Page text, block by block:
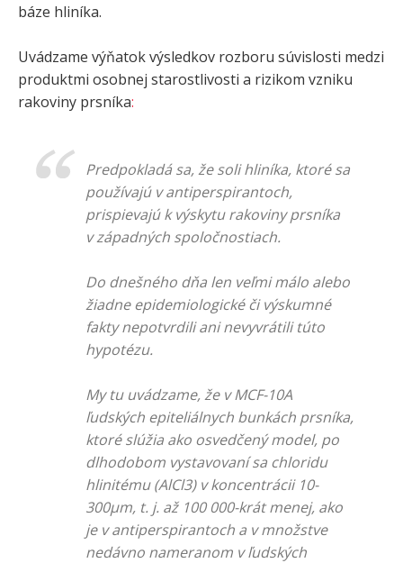
báze hliníka.
Uvádzame výňatok výsledkov rozboru súvislosti medzi
produktmi osobnej starostlivosti a rizikom vzniku
rakoviny prsníka:
Predpokladá sa, že soli hliníka, ktoré sa
používajú v antiperspirantoch,
prispievajú k výskytu rakoviny prsníka
v západných spoločnostiach.
Do dnešného dňa len veľmi málo alebo
žiadne epidemiologické či výskumné
fakty nepotvrdili ani nevyvrátili túto
hypotézu.
My tu uvádzame, že v MCF-10A
ľudských epiteliálnych bunkách prsníka,
ktoré slúžia ako osvedčený model, po
dlhodobom vystavovaní sa chloridu
hlinitému (AlCl3) v koncentrácii 10-
300µm, t. j. až 100 000-krát menej, ako
je v antiperspirantoch a v množstve
nedávno nameranom v ľudských